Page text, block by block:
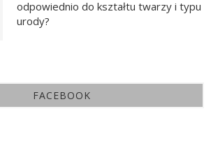
odpowiednio do kształtu twarzy i typu
urody?
FACEBOOK